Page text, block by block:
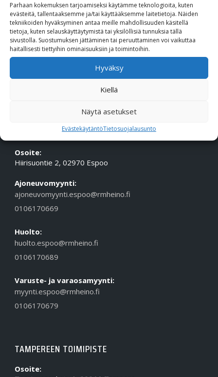
Parhaan kokemuksen tarjoamiseksi käytämme teknologioita, kuten
evästeitä, tallentaaksemme ja/tai käyttääksemme laitetietoja. Näiden
tekniikoiden hyväksyminen antaa meille mahdollisuuden käsitellä
tietoja, kuten selauskäyttäytymistä tai yksilöllisiä tunnuksia tällä
sivustolla. Suostumuksen jättäminen tai peruuttaminen voi vaikuttaa
haitallisesti tiettyihin ominaisuuksiin ja toimintoihin.
Hyväksy
Kiellä
Näytä asetukset
EvästekäytäntöTietosuojalausunto
OTA MEIHIN YHTEYTTÄ!
Puhelin (Vaihde): 010 617 0600
Sähköposti:etunimi.sukunimi@rmheino.fi
Y-tunnus:0748389-3
Myynti: ma-pe 10-18, la 10-14
Huolto Tampere: ma-pe 09-17
ESPOON TOIMIPISTE
Osoite:
Hiirisuontie 2, 02970 Espoo
Ajoneuvomyynti:
ajoneuvomyynti.espoo@rmheino.fi
0106170669
Huolto:
huolto.espoo@rmheino.fi
0106170689
Varuste- ja varaosamyynti:
myynti.espoo@rmheino.fi
0106170679
TAMPEREEN TOIMIPISTE
Osoite: